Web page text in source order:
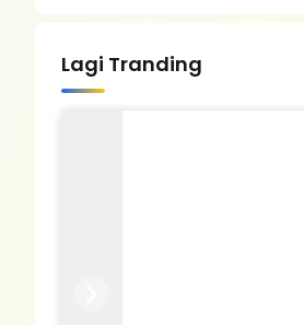
Lagi Tranding